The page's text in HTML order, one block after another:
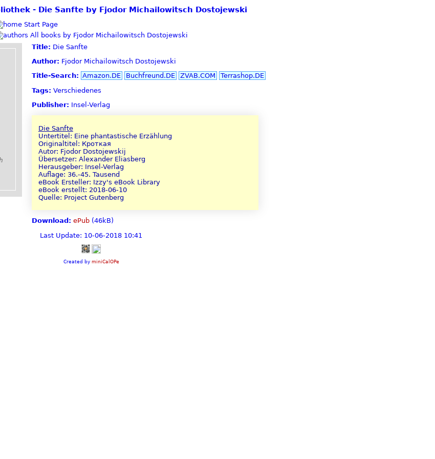
- Die Sanfte by Fjodor Michailowitsch Dostojewski
Start Page
All books by Fjodor Michailowitsch Dostojewski
Title: Die Sanfte
Author: Fjodor Michailowitsch Dostojewski
Title-Search: Amazon.DE Buchfreund.DE ZVAB.COM
Terrashop.DE
Tags: Verschiedenes
Publisher: Insel-Verlag
Die Sanfte
Untertitel: Eine phantastische Erzählung
Originaltitel: Кроткая
Autor: Fjodor Dostojewskij
Übersetzer: Alexander Eliasberg
Herausgeber: Insel-Verlag
Auflage: 36.-45. Tausend
eBook Ersteller: Izzy's eBook Library
eBook erstellt: 2018-06-10
Quelle: Project Gutenberg
Download: ePub(46kB)
Last Update: 10-06-2018 10:41
Created by miniCalOPe